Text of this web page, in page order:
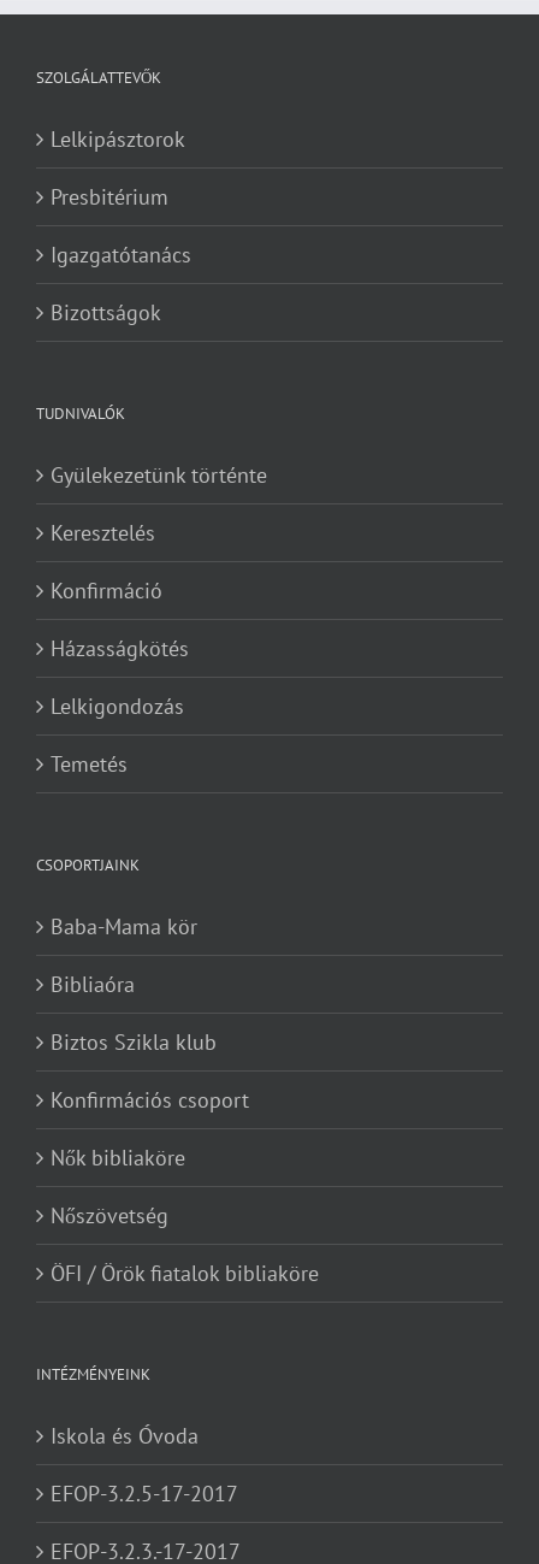
SZOLGÁLATTEVŐK
Lelkipásztorok
Presbitérium
Igazgatótanács
Bizottságok
TUDNIVALÓK
Gyülekezetünk történte
Keresztelés
Konfirmáció
Házasságkötés
Lelkigondozás
Temetés
CSOPORTJAINK
Baba-Mama kör
Bibliaóra
Biztos Szikla klub
Konfirmációs csoport
Nők bibliaköre
Nőszövetség
ÖFI / Örök fiatalok bibliaköre
INTÉZMÉNYEINK
Iskola és Óvoda
EFOP-3.2.5-17-2017
EFOP-3.2.3.-17-2017